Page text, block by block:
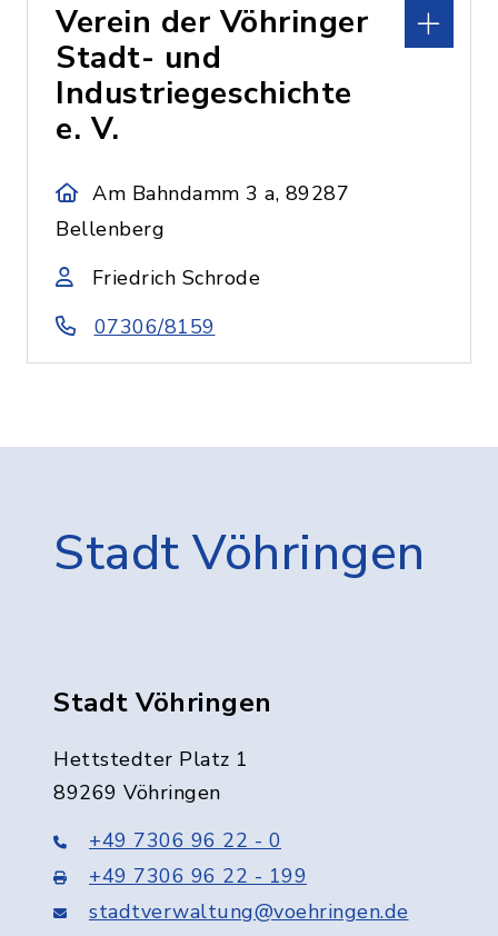
Verein der Vöhringer
Stadt- und
Industriegeschichte
e. V.
Am Bahndamm 3 a, 89287
Bellenberg
Friedrich Schrode
07306/8159
Stadt Vöhringen
Stadt Vöhringen
Hettstedter Platz 1
89269 Vöhringen
+49 7306 96 22 - 0
+49 7306 96 22 - 199
stadtverwaltung@voehringen.de